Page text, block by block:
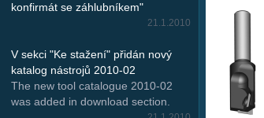
konfirmát se záhlubníkem"
21.1.2010
V sekci "Ke stažení" přidán nový
katalog nástrojů 2010-02
The new tool catalogue 2010-02
was added in download section.